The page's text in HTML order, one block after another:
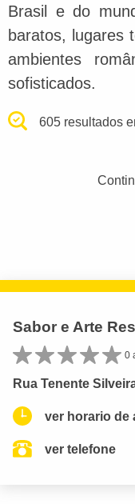
Brasil e do
baratos, lugares
ambientes
sofisticados.
605 resultados
Sabor e Arte
0
Rua Tenente
ver horario de
ver telefone